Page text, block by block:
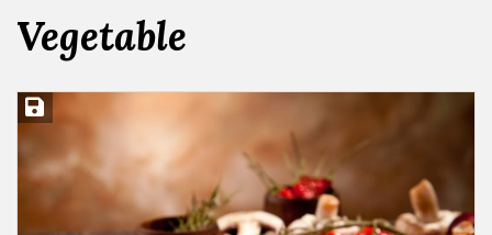
Vegetable
Įsiminti